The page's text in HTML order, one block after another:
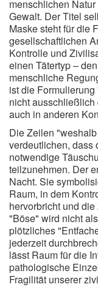
menschlichen
Gewalt. Der Titel
Maske steht für die
gesellschaftlichen
Kontrolle und
einen Tätertyp –
menschliche
ist die
nicht ausschließlich
auch in anderen
Die Zeilen
verdeutlichen, dass
notwendige
teilzunehmen. Der
Nacht. Sie
Raum, in dem
hervorbricht und
"Böse" wird nicht
plötzliches
jederzeit
lässt Raum für die
pathologische
Fragilität unserer